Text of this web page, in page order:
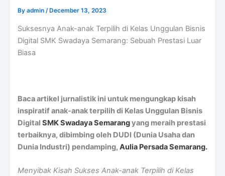
By admin / December 13, 2023
Suksesnya Anak-anak Terpilih di Kelas Unggulan Bisnis
Digital SMK Swadaya Semarang: Sebuah Prestasi Luar
Biasa
Baca artikel jurnalistik ini untuk mengungkap kisah
inspiratif anak-anak terpilih di Kelas Unggulan Bisnis
Digital SMK Swadaya Semarangyang meraih prestasi
terbaiknya, dibimbing oleh DUDI (Dunia Usaha dan
Dunia Industri) pendamping, Aulia Persada Semarang.
Menyibak Kisah Sukses Anak-anak Terpilih di Kelas